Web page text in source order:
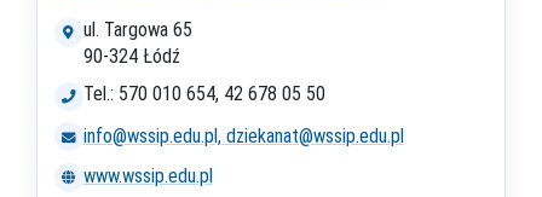
ul. Targowa 65
90-324 Łódź
Tel.: 570 010 654, 42 678 05 50
info@wssip.edu.pl, dziekanat@wssip.edu.pl
www.wssip.edu.pl